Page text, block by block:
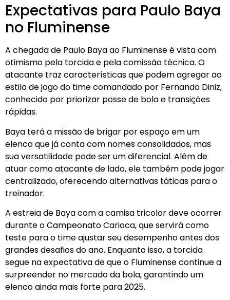
Expectativas para Paulo Baya
no Fluminense
A chegada de Paulo Baya ao Fluminense é vista com
otimismo pela torcida e pela comissão técnica. O
atacante traz características que podem agregar ao
estilo de jogo do time comandado por Fernando Diniz,
conhecido por priorizar posse de bola e transições
rápidas.
Baya terá a missão de brigar por espaço em um
elenco que já conta com nomes consolidados, mas
sua versatilidade pode ser um diferencial. Além de
atuar como atacante de lado, ele também pode jogar
centralizado, oferecendo alternativas táticas para o
treinador.
A estreia de Baya com a camisa tricolor deve ocorrer
durante o Campeonato Carioca, que servirá como
teste para o time ajustar seu desempenho antes dos
grandes desafios do ano. Enquanto isso, a torcida
segue na expectativa de que o Fluminense continue a
surpreender no mercado da bola, garantindo um
elenco ainda mais forte para 2025.